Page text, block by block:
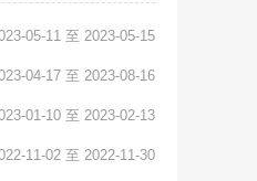
05-11 至 2023-05-15
04-17 至 2023-08-16
01-10 至 2023-02-13
11-02 至 2022-11-30